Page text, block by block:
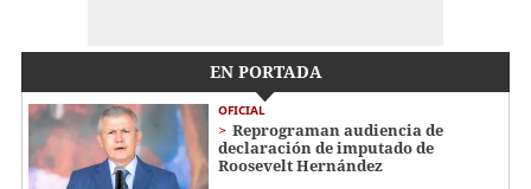
EN PORTADA
OFICIAL
Reprograman audiencia de
declaración de imputado de
Roosevelt Hernández